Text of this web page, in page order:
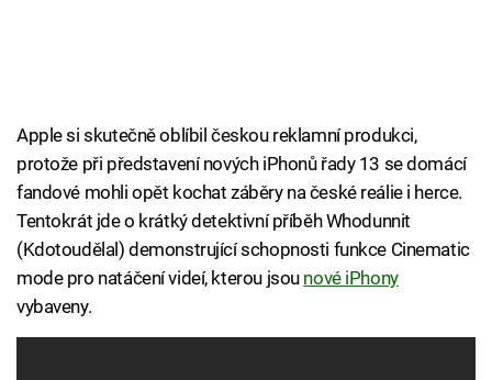
Apple si skutečně oblíbil českou reklamní produkci,
protože při představení nových iPhonů řady 13 se domácí
fandové mohli opět kochat záběry na české reálie i herce.
Tentokrát jde o krátký detektivní příběh Whodunnit
(Kdotoudělal) demonstrující schopnosti funkce Cinematic
mode pro natáčení videí, kterou jsou nové iPhony
vybaveny.